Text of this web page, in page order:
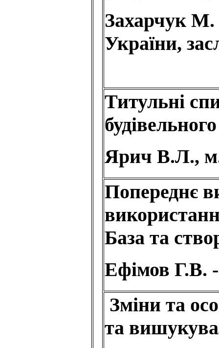
Захарчук М.
України,
Титульні
Ярич В.Л.,
Попереднє
База та
Ефімов Г.В.
Зміни та
та